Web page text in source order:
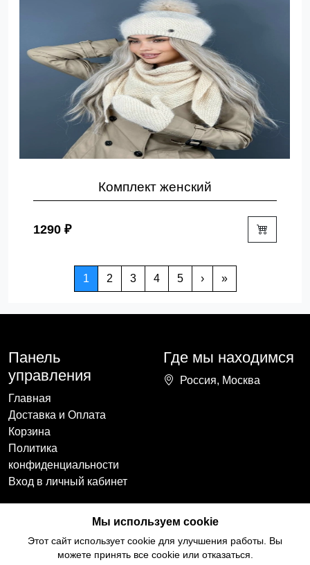
Комплект женский
1290 ₽
1 2 3 4 5 › »
Панель
управления
Главная
Доставка и Оплата
Корзина
Политика
конфиденциальности
Вход в личный кабинет
Где мы находимся
Россия, Москва
Наши контакты
ccozy@yandex.ru
Мы в социальных
сетях
Мы используем cookie
Этот сайт использует cookie для улучшения работы. Вы
можете принять все cookie или отказаться.